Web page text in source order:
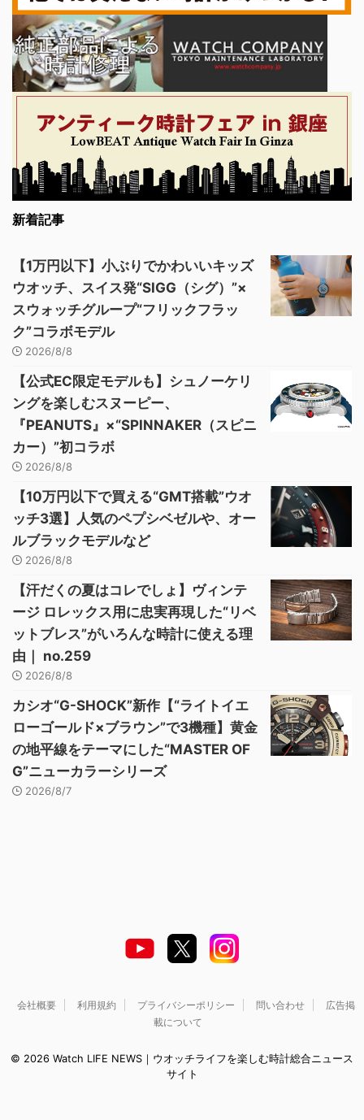
新着記事
【1万円以下】小ぶりでかわいいキッズ
ウオッチ、スイス発“SIGG（シグ）”×
スウォッチグループ“フリックフラッ
ク”コラボモデル
2026/8/8
【公式EC限定モデルも】シュノーケリ
ングを楽しむスヌーピー、
『PEANUTS』×“SPINNAKER（スピニ
カー）”初コラボ
2026/8/8
【10万円以下で買える“GMT搭載”ウオ
ッチ3選】人気のペプシベゼルや、オー
ルブラックモデルなど
2026/8/8
【汗だくの夏はコレでしょ】ヴィンテ
ージ ロレックス用に忠実再現した“リベ
ットブレス”がいろんな時計に使える理
由｜ no.259
2026/8/8
カシオ“G-SHOCK”新作【“ライトイエ
ローゴールド×ブラウン”で3機種】黄金
の地平線をテーマにした“MASTER OF
G”ニューカラーシリーズ
2026/8/7
会社概要 利用規約 プライバシーポリシー 問い合わせ
広告掲
載について
© 2026 Watch LIFE NEWS｜ウオッチライフを楽しむ時計総合ニュース
サイト